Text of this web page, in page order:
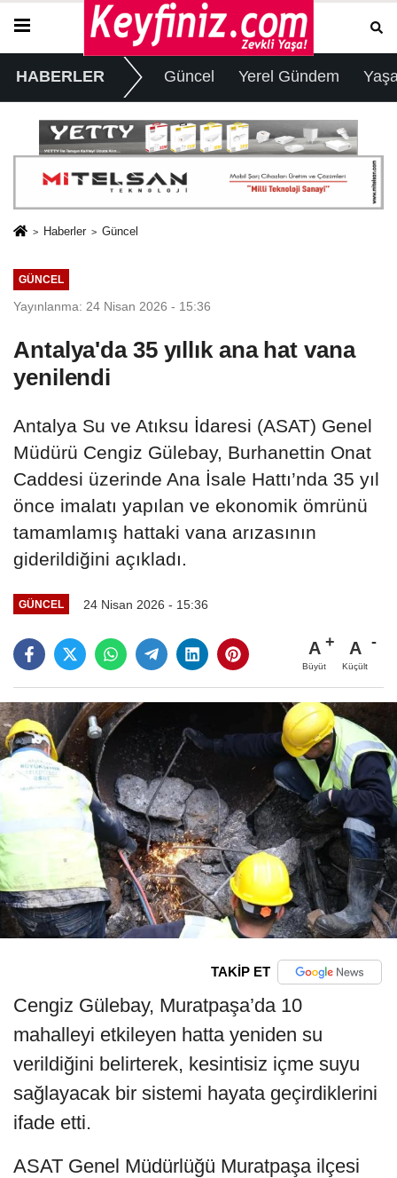
HABERLER Güncel Yerel Gündem
Haberler Güncel
GÜNCEL
Yayınlanma: 24 Nisan 2026 - 15:36
Antalya'da 35 yıllık ana hat vana
yenilendi
Antalya Su ve Atıksu İdaresi (ASAT) Genel
Müdürü Cengiz Gülebay, Burhanettin Onat
Caddesi üzerinde Ana İsale Hattı’nda 35 yıl
önce imalatı yapılan ve ekonomik ömrünü
tamamlamış hattaki vana arızasının
giderildiğini açıkladı.
GÜNCEL 24 Nisan 2026 - 15:36
A
Büyüt
A
Küçült
TAKİP ET
Cengiz Gülebay, Muratpaşa’da 10
mahalleyi etkileyen hatta yeniden su
verildiğini belirterek, kesintisiz içme suyu
sağlayacak bir sistemi hayata geçirdiklerini
ifade etti.
ASAT Genel Müdürlüğü Muratpaşa ilçesi